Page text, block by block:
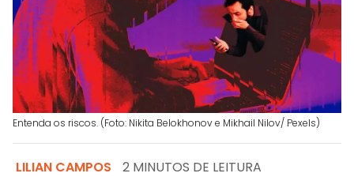
Entenda os riscos. (Foto: Nikita Belokhonov e Mikhail Nilov/ Pexels)
LILIAN CAMPOS 2 MINUTOS DE LEITURA